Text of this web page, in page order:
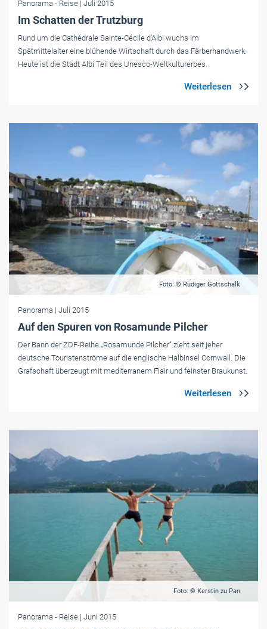
Panorama - Reise | Juli 2015
Im Schatten der Trutzburg
Rund um die Cathédrale Sainte-Cécile d'Albi wuchs im
Spätmittelalter eine blühende Wirtschaft durch das Färberhandwerk.
Heute ist die Stadt Albi Teil des Unesco-Weltkulturerbes.
Foto: © Rüdiger Gottschalk
Panorama | Juli 2015
Auf den Spuren von Rosamunde Pilcher
Der Bann der ZDF-Reihe „Rosamunde Pilcher“ zieht seit jeher
deutsche Touristenströme auf die englische Halbinsel Cornwall. Die
Grafschaft überzeugt mit mediterranem Flair und feinster Braukunst.
Foto: © Kerstin zu Pan
Panorama - Reise | Juni 2015